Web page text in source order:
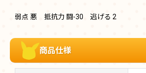
弱点 悪 抵抗力 闘-30 逃げる 2
商品仕様